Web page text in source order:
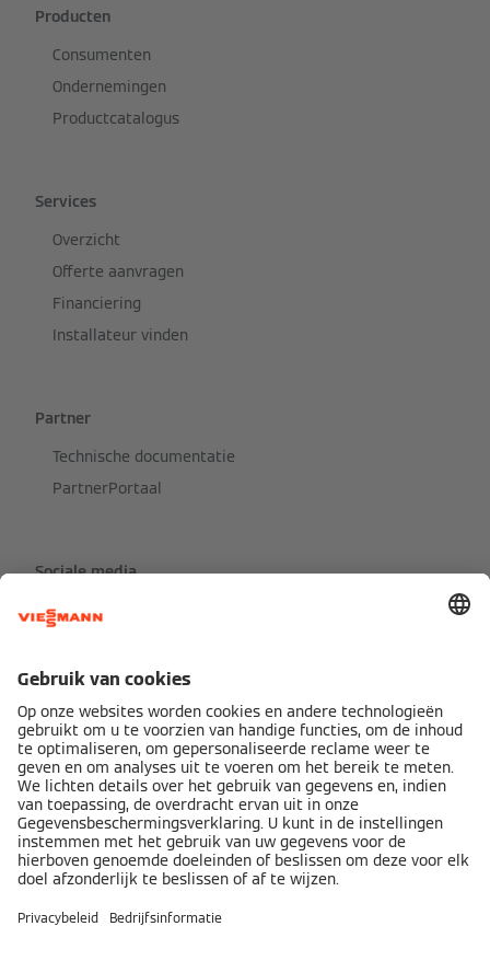
Producten
Consumenten
Ondernemingen
Productcatalogus
Services
Overzicht
Offerte aanvragen
Financiering
Installateur vinden
Partner
Technische documentatie
PartnerPortaal
Sociale media
Viessmann Servicepartner
Bedrijfsinformatie
Cookie & Tracking